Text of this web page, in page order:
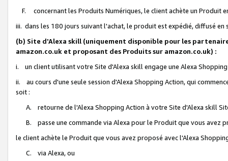
F. concernant les Produits Numériques, le client achète un Produit
iii. dans les 180 jours suivant l'achat, le produit est expédié, diffusé
(b) Site d'Alexa skill (uniquement disponible pour les
amazon.co.uk et proposant des Produits sur amazon.co.uk) :
i. un client utilisant votre Site d'Alexa skill engage une Alexa
ii. au cours d'une seule session d'Alexa Shopping Action, qui
soit :
A. retourne de l'Alexa Shopping Action à votre Site d'Alexa skill
B. passe une commande via Alexa pour le Produit que vous avez
le client achète le Produit que vous avez proposé avec l'Alexa
C. via Alexa, ou